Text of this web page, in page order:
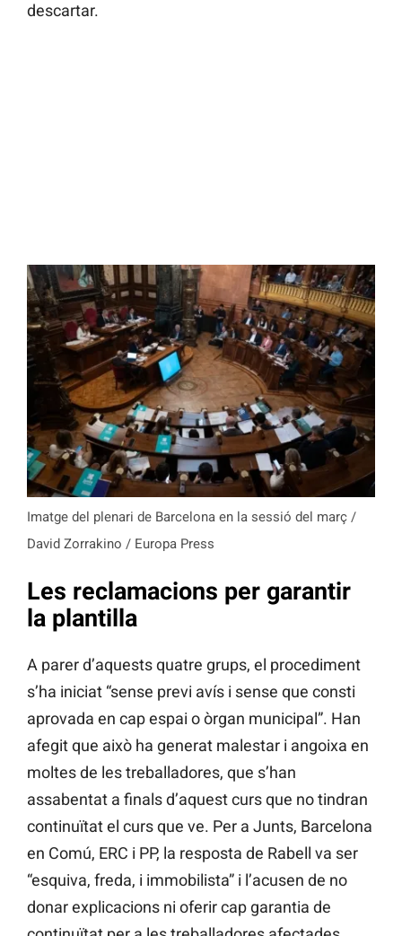
descartar.
Imatge del plenari de Barcelona en la sessió del març /
David Zorrakino / Europa Press
Les reclamacions per garantir
la plantilla
A parer d’aquests quatre grups, el procediment
s’ha iniciat “sense previ avís i sense que consti
aprovada en cap espai o òrgan municipal”. Han
afegit que això ha generat malestar i angoixa en
moltes de les treballadores, que s’han
assabentat a finals d’aquest curs que no tindran
continuïtat el curs que ve. Per a Junts, Barcelona
en Comú, ERC i PP, la resposta de Rabell va ser
“esquiva, freda, i immobilista” i l’acusen de no
donar explicacions ni oferir cap garantia de